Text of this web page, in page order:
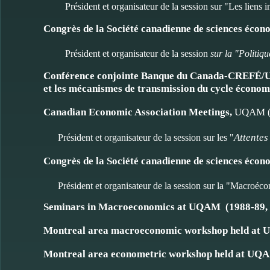
Président et organisateur de la session sur "Les liens
Congrès de la Société canadienne de sciences
Président et organisateur de la session sur la
Conférence conjointe Banque du Canada-
et les mécanismes de transmission du cycle
Canadian Economic Association Meetings, UQAM
Président et organisateur de la session sur les "
Congrès de la Société canadienne de sciences
Président et organisateur de la session sur la
Seminars in Macroeconomics at UQAM (1988-89,
Montreal area macroeconomic workshop held at
Montreal area econometric workshop held at